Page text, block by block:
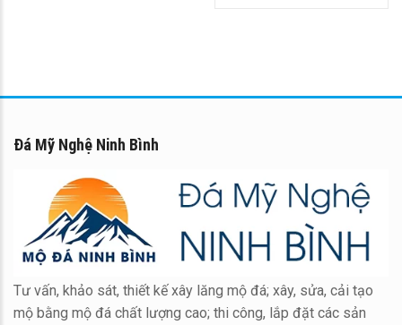
Đá Mỹ Nghệ Ninh Bình
Tư vấn, khảo sát, thiết kế xây lăng mộ đá; xây, sửa, cải tạo
mộ bằng mộ đá chất lượng cao; thi công, lắp đặt các sản